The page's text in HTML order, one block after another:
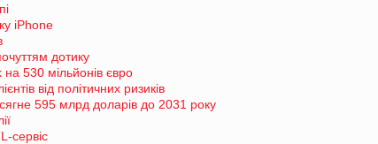
iPhone
дотику
530 мільйонів євро
від політичних ризиків
595 млрд доларів до 2031 року
сервіс